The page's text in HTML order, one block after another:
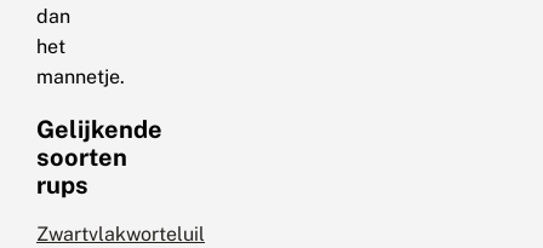
dan
het
mannetje.
Gelijkende
soorten
rups
Zwartvlakworteluil